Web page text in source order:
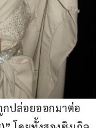
กปล่อยออกมาต่อ